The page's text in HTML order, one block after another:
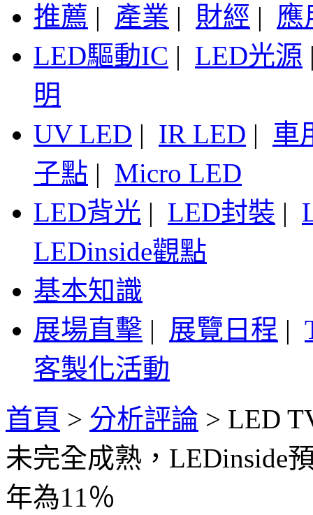
推薦 | 產業 | 財經 | 應
LED驅動IC | LED光源
明
UV LED | IR LED | 車
子點 | Micro LED
LED背光 | LED封裝 |
LEDinside觀點
基本知識
展場直擊 | 展覽日程 |
客製化活動
首頁 > 分析評論 > LED
未完全成熟，LEDinside
年為11％